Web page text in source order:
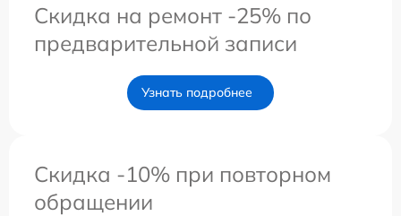
Скидка на ремонт -25% по
предварительной записи
Узнать подробнее
Скидка -10% при повторном
обращении